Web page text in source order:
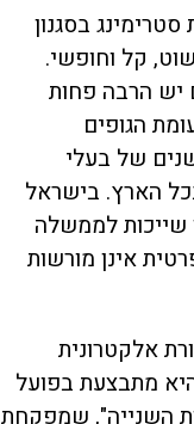
בסגנון
קל וחופשי.
יש הרבה פחות
הגופים
של בעלי
הארץ. בישראל
שייכות לממשלה
אינן מורשות
אלקטרונית
מתבצעת בפועל
השנייה", שמפקחת